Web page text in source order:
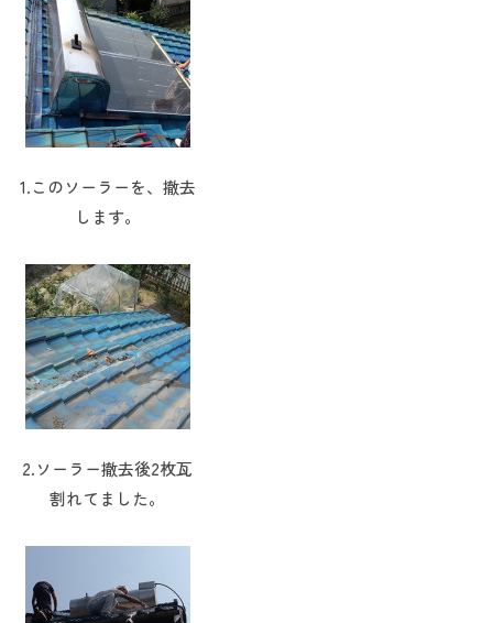
1.このソーラーを、撤去
します。
2.ソーラー撤去後2枚瓦
割れてました。